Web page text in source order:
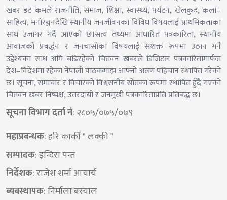
खबर डट कमले राजनीति, समाज, शिक्षा, स्वास्थ्य, पर्यटन, खेलकुद, कला–
साहित्य, मनोरञ्जनदेखि स्थानीय जनजीवनका विविध विषयलाई प्राथमिकताका
साथ उजागर गर्दै आएको छ।सत्य तथ्यमा आधारित पत्रकारिता, स्थानीय
आवाजको प्रवर्द्धन र जनचासोका विषयलाई सशक्त रूपमा उठान गर्ने
उद्देश्यका साथ अघि बढिरहेको चितवन खबरले डिजिटल पत्रकारितामार्फत
देश–विदेशमा रहेका नेपाली पाठकमाझ आफ्नो अलग पहिचान स्थापित गरेको
छ। सूचना, समाचार र विचारको विश्वसनीय स्रोतका रूपमा स्थापित हुँदै गएको
चितवन खबर निष्पक्ष, उत्तरदायी र जनमुखी पत्रकारिताप्रति प्रतिबद्ध छ।
सूचना विभाग दर्ता नं: २८०५/०७५/०७९
महाप्रबन्धक: हरि कार्की " लक्की "
सम्पादक: इन्दिरा पन्त
निर्देशक​: राजेश शर्मा आचार्य
ब्यबस्थापक: निर्माला बस्याल